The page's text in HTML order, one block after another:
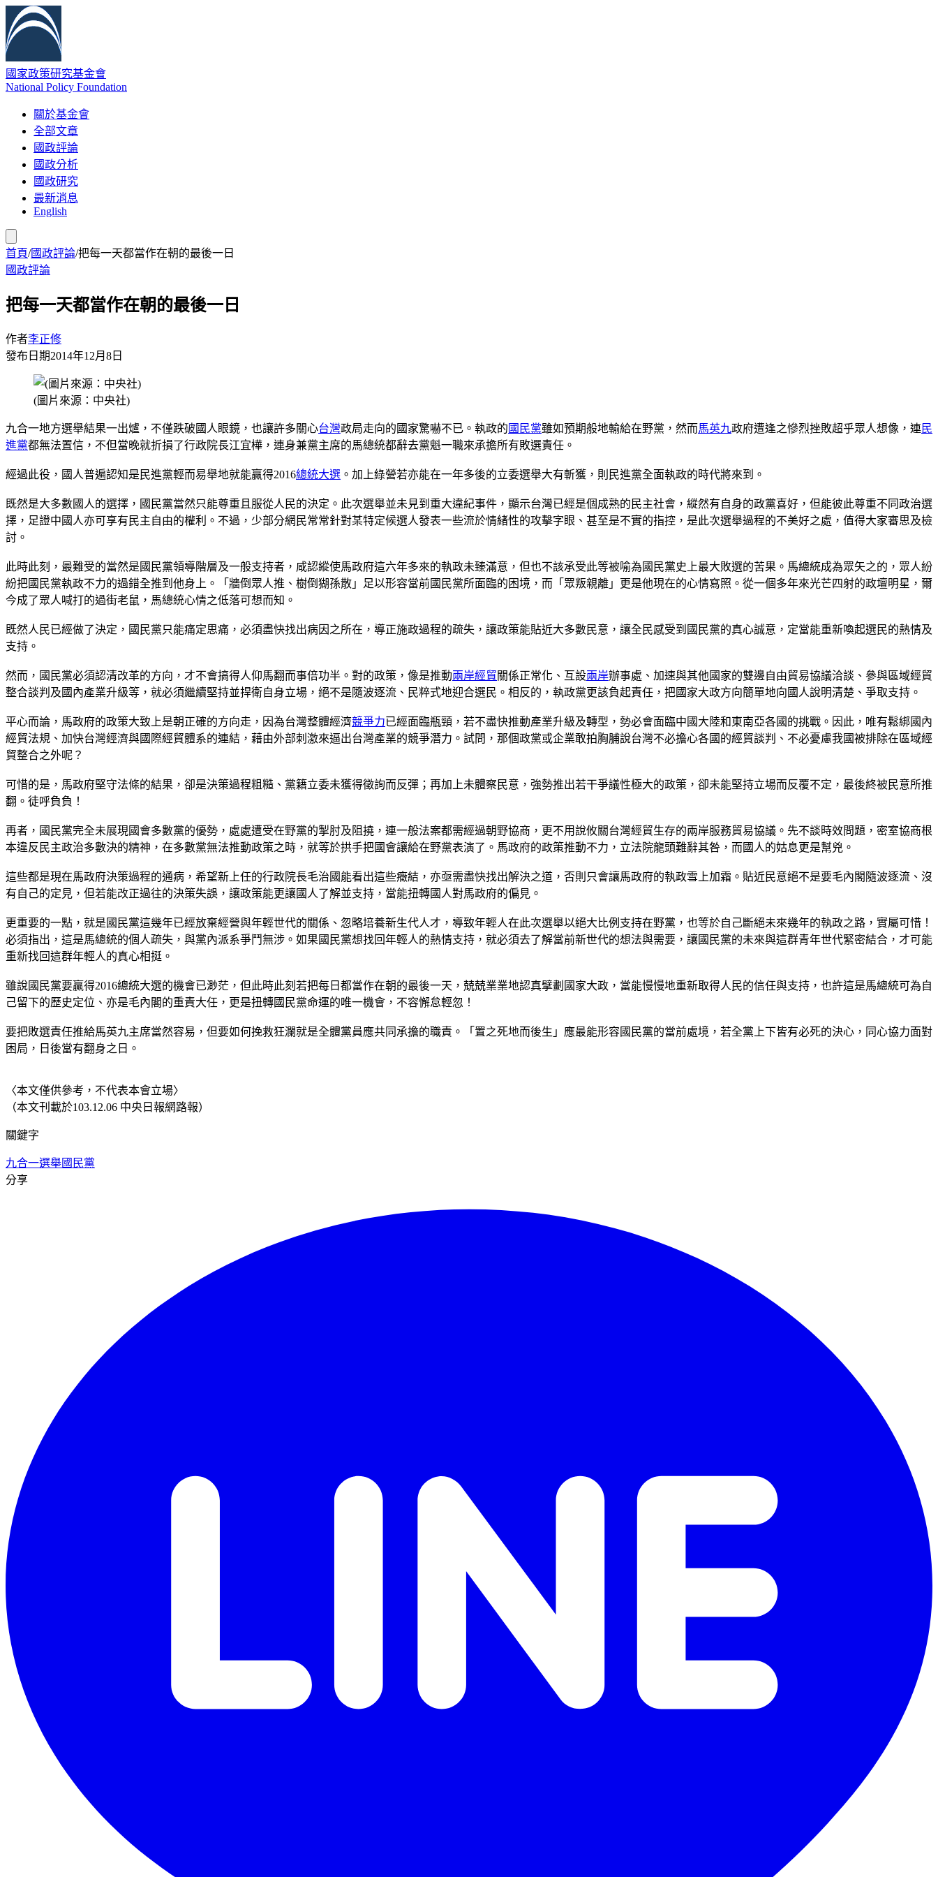
國家政策研究基金會
National Policy Foundation
關於基金會
全部文章
國政評論
國政分析
國政研究
最新消息
English
首頁/國政評論/把每一天都當作在朝的最後一日
國政評論
把每一天都當作在朝的最後一日
作者李正修
發布日期2014年12月8日
(圖片來源：中央社)
九合一地方選舉結果一出爐，不僅跌破國人眼鏡，也讓許多關心台灣政局走向的國家驚嚇不已。執政的 國民黨雖如預期般地輸給在野黨，然而馬英九政府遭逢之慘烈挫敗超乎眾人想像，連民
進黨都無法置信，不但當晚就折損了行政院長江宜樺，連身兼黨主席的馬總統都辭去黨魁一職來承擔所有敗選責任。
經過此役，國人普遍認知是民進黨輕而易舉地就能贏得2016總統大選 。加上綠營若亦能在一年多後的立委選舉大有斬獲，則民進黨全面執政的時代將來到。
既然是大多數國人的選擇，國民黨當然只能尊重且服從人民的決定。此次選舉並未見到重大違紀事件，顯示台灣已經是個成熟的民主社會，縱然有自身的政黨喜好，但能彼此尊重不同政治選
擇，足證中國人亦可享有民主自由的權利。不過，少部分網民常常針對某特定候選人發表一些流於情緒性的攻擊字眼、甚至是不實的指控，是此次選舉過程的不美好之處，值得大家審思及檢
討。
此時此刻，最難受的當然是國民黨領導階層及一般支持者，咸認縱使馬政府這六年多來的執政未臻滿意，但也不該承受此等被喻為國民黨史上最大敗選的苦果。馬總統成為眾矢之的，眾人紛
紛把國民黨執政不力的過錯全推到他身上。「牆倒眾人推、樹倒猢孫散」足以形容當前國民黨所面臨的困境，而「眾叛親離」更是他現在的心情寫照。從一個多年來光芒四射的政壇明星，爾
今成了眾人喊打的過街老鼠，馬總統心情之低落可想而知。
既然人民已經做了決定，國民黨只能痛定思痛，必須盡快找出病因之所在，導正施政過程的疏失，讓政策能貼近大多數民意，讓全民感受到國民黨的真心誠意，定當能重新喚起選民的熱情及
支持。
然而，國民黨必須認清改革的方向，才不會搞得人仰馬翻而事倍功半。對的政策，像是推動兩岸經貿關係正常化、互設兩岸辦事處、加速與其他國家的雙邊自由貿易協議洽談、參與區域經貿
整合談判及國內產業升級等，就必須繼續堅持並捍衛自身立場，絕不是隨波逐流、民粹式地迎合選民。相反的，執政黨更該負起責任，把國家大政方向簡單地向國人說明清楚、爭取支持。
平心而論，馬政府的政策大致上是朝正確的方向走，因為台灣整體經濟競爭力已經面臨瓶頸，若不盡快推動產業升級及轉型，勢必會面臨中國大陸和東南亞各國的挑戰。因此，唯有鬆綁國內
經貿法規、加快台灣經濟與國際經貿體系的連結，藉由外部刺激來逼出台灣產業的競爭潛力。試問，那個政黨或企業敢拍胸脯說台灣不必擔心各國的經貿談判、不必憂慮我國被排除在區域經
貿整合之外呢？
可惜的是，馬政府堅守法條的結果，卻是決策過程粗糙、黨籍立委未獲得徵詢而反彈；再加上未體察民意，強勢推出若干爭議性極大的政策，卻未能堅持立場而反覆不定，最後終被民意所推
翻。徒呼負負！
再者，國民黨完全未展現國會多數黨的優勢，處處遭受在野黨的掣肘及阻撓，連一般法案都需經過朝野協商，更不用說攸關台灣經貿生存的兩岸服務貿易協議。先不談時效問題，密室協商根
本違反民主政治多數決的精神，在多數黨無法推動政策之時，就等於拱手把國會讓給在野黨表演了。馬政府的政策推動不力，立法院龍頭難辭其咎，而國人的姑息更是幫兇。
這些都是現在馬政府決策過程的通病，希望新上任的行政院長毛治國能看出這些癥結，亦亟需盡快找出解決之道，否則只會讓馬政府的執政雪上加霜。貼近民意絕不是要毛內閣隨波逐流、沒
有自己的定見，但若能改正過往的決策失誤，讓政策能更讓國人了解並支持，當能扭轉國人對馬政府的偏見。
更重要的一點，就是國民黨這幾年已經放棄經營與年輕世代的關係、忽略培養新生代人才，導致年輕人在此次選舉以絕大比例支持在野黨，也等於自己斷絕未來幾年的執政之路，實屬可惜！
必須指出，這是馬總統的個人疏失，與黨內派系爭鬥無涉。如果國民黨想找回年輕人的熱情支持，就必須去了解當前新世代的想法與需要，讓國民黨的未來與這群青年世代緊密結合，才可能
重新找回這群年輕人的真心相挺。
雖說國民黨要贏得2016總統大選的機會已渺茫，但此時此刻若把每日都當作在朝的最後一天，兢兢業業地認真擘劃國家大政，當能慢慢地重新取得人民的信任與支持，也許這是馬總統可為自
己留下的歷史定位、亦是毛內閣的重責大任，更是扭轉國民黨命運的唯一機會，不容懈怠輕忽！
要把敗選責任推給馬英九主席當然容易，但要如何挽救狂瀾就是全體黨員應共同承擔的職責。「置之死地而後生」應最能形容國民黨的當前處境，若全黨上下皆有必死的決心，同心協力面對
困局，日後當有翻身之日。
〈本文僅供參考，不代表本會立場〉
（本文刊載於103.12.06 中央日報網路報）
關鍵字
九合一選舉國民黨
分享